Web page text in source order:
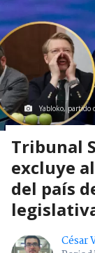
Yabloko, partido
Tribunal
excluye
del país
César